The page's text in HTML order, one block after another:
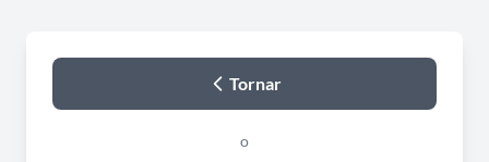
Tornar
o